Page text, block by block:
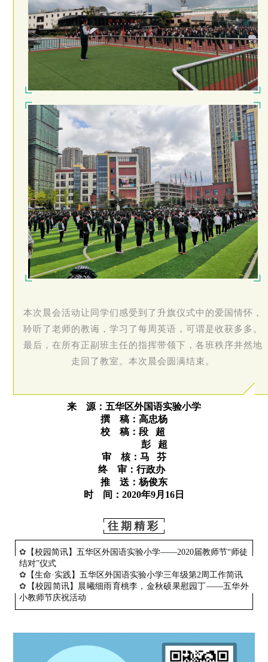
本次晨会活动让同学们感受到了升旗仪式中的爱国情怀，
聆听了老师的教诲，学习了每周英语，可谓是收获多多。
最后，在所有正副班主任的指挥带领下，各班秩序井然地
走回了教室。本次晨会圆满结束。
来 源：五华区外国语实验小学
撰 稿： 高忠杨
校 稿：段 超
彭 超
审 核：马 芬
终 审：行政办
推 送：杨俊东
时 间：2020年9月16日
往期精彩
✿ 【校园简讯】五华区外国语实验小学——2020届教师节“师徒
结对”仪式
✿ 【生命·实践】五华区外国语实验小学三年级第2周工作简讯
✿
【校园简讯】晨曦细雨育桃李，金秋硕果慰园丁——五华外
小教师节庆祝活动